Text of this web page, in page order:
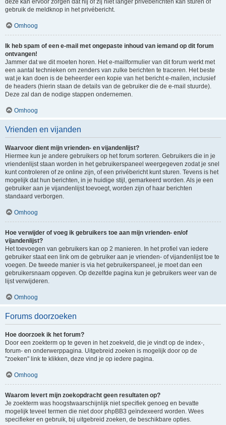
deze kan ervoor zorgen dat hij of zij niet langer privéberichten kan sturen of
gebruik de meldknop in het privébericht.
Omhoog
Ik heb spam of een e-mail met ongepaste inhoud van iemand op dit forum
ontvangen!
Jammer dat we dit moeten horen. Het e-mailformulier van dit forum werkt met
een aantal technieken om zenders van zulke berichten te traceren. Het beste
wat je kan doen is de beheerder een kopie van het bericht e-mailen, inclusief
de headers (hierin staan de details van de gebruiker die de e-mail stuurde).
Deze zal dan de nodige stappen ondernemen.
Omhoog
Vrienden en vijanden
Waarvoor dient mijn vrienden- en vijandenlijst?
Hiermee kun je andere gebruikers op het forum sorteren. Gebruikers die in je
vriendenlijst staan worden in het gebruikerspaneel weergegeven zodat je snel
kunt controleren of ze online zijn, of een privébericht kunt sturen. Tevens is het
mogelijk dat hun berichten, in je huidige stijl, gemarkeerd worden. Als je een
gebruiker aan je vijandenlijst toevoegt, worden zijn of haar berichten
standaard verborgen.
Omhoog
Hoe verwijder of voeg ik gebruikers toe aan mijn vrienden- en/of
vijandenlijst?
Het toevoegen van gebruikers kan op 2 manieren. In het profiel van iedere
gebruiker staat een link om de gebruiker aan je vrienden- of vijandenlijst toe te
voegen. De tweede manier is via het gebruikerspaneel, je moet dan een
gebruikersnaam opgeven. Op dezelfde pagina kun je gebruikers weer van de
lijst verwijderen.
Omhoog
Forums doorzoeken
Hoe doorzoek ik het forum?
Door een zoekterm op te geven in het zoekveld, die je vindt op de index-,
forum- en onderwerppagina. Uitgebreid zoeken is mogelijk door op de
"zoeken" link te klikken, deze vind je op iedere pagina.
Omhoog
Waarom levert mijn zoekopdracht geen resultaten op?
Je zoekterm was hoogstwaarschijnlijk niet specifiek genoeg en bevatte
mogelijk teveel termen die niet door phpBB3 geïndexeerd worden. Wees
specifieker en gebruik, bij uitgebreid zoeken, de beschikbare opties.